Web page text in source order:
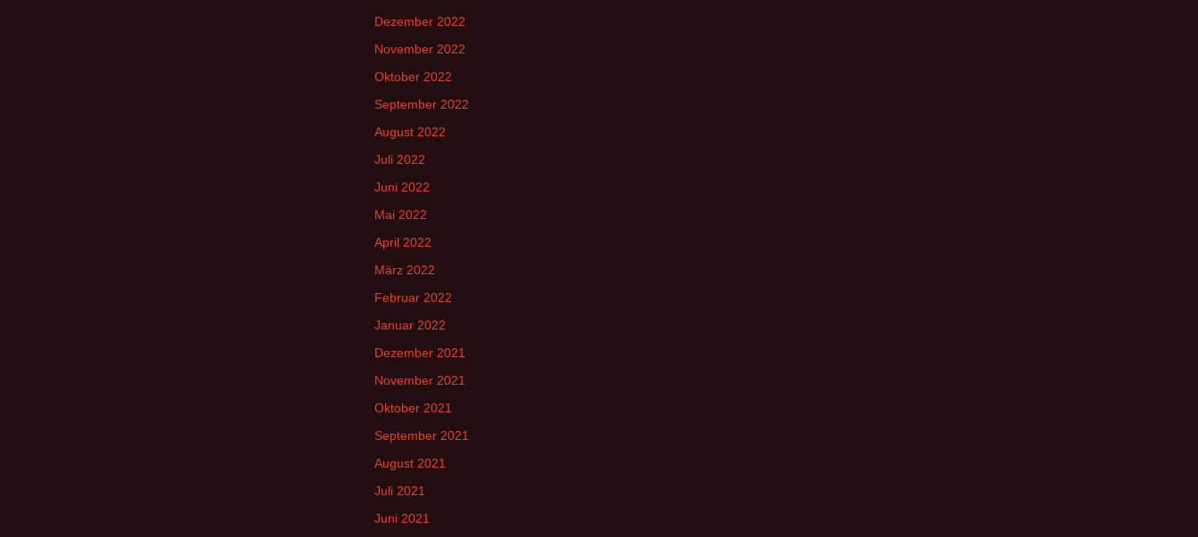
Dezember 2022
November 2022
Oktober 2022
September 2022
August 2022
Juli 2022
Juni 2022
Mai 2022
April 2022
März 2022
Februar 2022
Januar 2022
Dezember 2021
November 2021
Oktober 2021
September 2021
August 2021
Juli 2021
Juni 2021